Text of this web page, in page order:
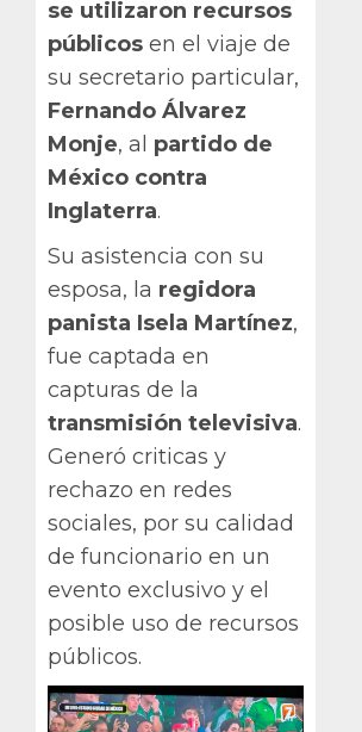
se utilizaron recursos
públicos en el viaje de
su secretario particular,
Fernando Álvarez
Monje, al partido de
México contra
Inglaterra.
Su asistencia con su
esposa, la regidora
panista Isela Martínez,
fue captada en
capturas de la
transmisión televisiva.
Generó criticas y
rechazo en redes
sociales, por su calidad
de funcionario en un
evento exclusivo y el
posible uso de recursos
públicos.